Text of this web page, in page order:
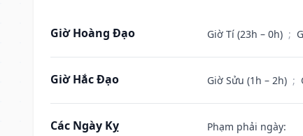
Giờ Hoàng Đạo Giờ Tí (23h – 0h) ;
Giờ Hắc Đạo Giờ Sửu (1h – 2h) ;
Các Ngày Kỵ
Phạm phải ngày: